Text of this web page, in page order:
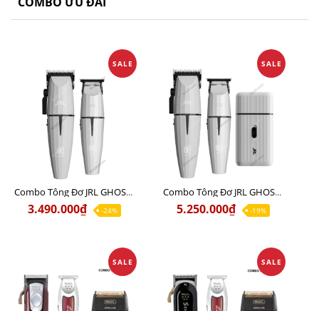
SALE
Combo Tông Đơ JRL GHOST 1 Limited Edition Chính Hãng USA
3.490.000₫ -24%
SALE
Combo Tông Đơ JRL GHOST 2 Limited Edition Chính Hãng USA
5.250.000₫ -19%
SALE SALE